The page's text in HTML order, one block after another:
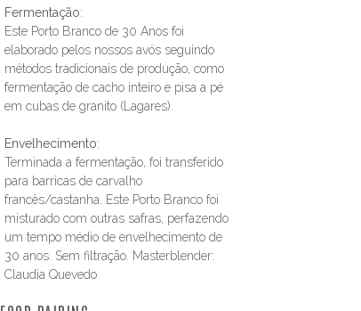
Fermentação:
Este Porto Branco de 30 Anos foi
elaborado pelos nossos avós seguindo
métodos tradicionais de produção, como
fermentação de cacho inteiro e pisa a pé
em cubas de granito (Lagares).
Envelhecimento:
Terminada a fermentação, foi transferido
para barricas de carvalho
francês/castanha. Este Porto Branco foi
misturado com outras safras, perfazendo
um tempo médio de envelhecimento de
30 anos. Sem filtração. Masterblender:
Claudia Quevedo